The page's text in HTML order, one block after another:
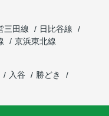
三田線
日比谷線
京浜東北線
入谷
勝どき